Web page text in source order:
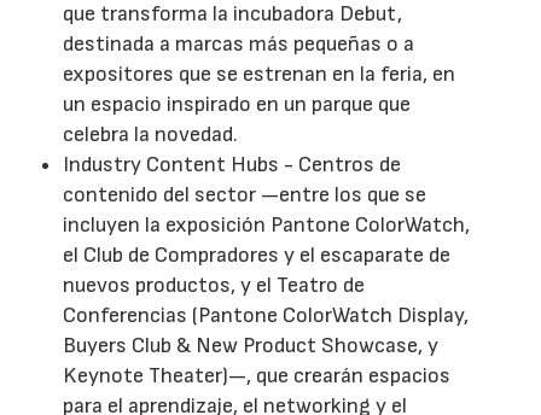
que transforma la incubadora Debut,
destinada a marcas más pequeñas o a
expositores que se estrenan en la feria, en
un espacio inspirado en un parque que
celebra la novedad.
Industry Content Hubs - Centros de
contenido del sector —entre los que se
incluyen la exposición Pantone ColorWatch,
el Club de Compradores y el escaparate de
nuevos productos, y el Teatro de
Conferencias (Pantone ColorWatch Display,
Buyers Club & New Product Showcase, y
Keynote Theater)—, que crearán espacios
para el aprendizaje, el networking y el